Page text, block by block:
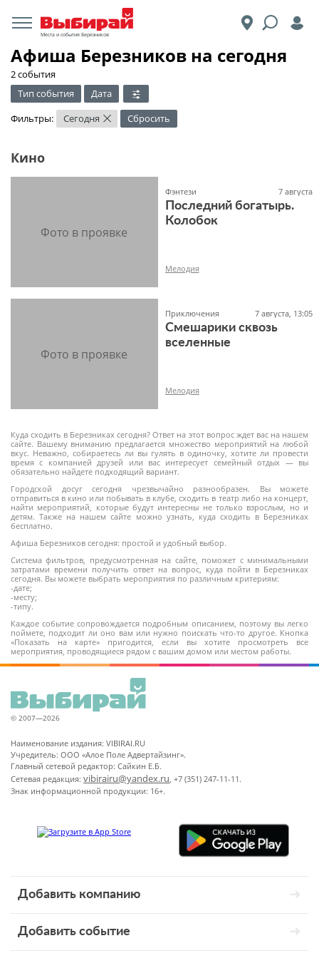
Места и события Березников
Афиша Березников на сегодня
2 события
Тип события
Дата
Фильтры:
Сегодня × Сбросить
Куда сходить в Березниках сегодня? Ответ на этот вопрос ждет вас на нашем
сайте. Вашему вниманию предлагается множество мероприятий на любой
вкус. Неважно, собираетесь ли вы гулять в одиночку, хотите ли провести
время с компанией друзей или вас интересует семейный отдых — вы
обязательно найдете подходящий вариант.
Городской досуг сегодня чрезвычайно разнообразен. Вы можете
отправиться в кино или побывать в клубе, сходить в театр либо на концерт,
найти мероприятий, которые будут интересны не только взрослым, но и
детям. Также на нашем сайте можно узнать, куда сходить в Березниках
бесплатно.
Афиша Березников сегодня: простой и удобный выбор.
Система фильтров, предусмотренная на сайте, поможет с минимальными
затратами времени получить ответ на вопрос, куда пойти в Березниках
сегодня. Вы можете выбрать мероприятия по различным критериям:
-дате;
-месту;
-типу.
Каждое событие сопровождается подробным описанием, поэтому вы легко
поймете, подходит ли оно вам или нужно поискать что-то другое. Кнопка
«Показать на карте» пригодится, если вы хотите просмотреть все
мероприятия, проводящиеся рядом с вашим домом или местом работы.
Кино
Фэнтези 7 августа
Последний богатырь.
Колобок
Мелодия
Приключения 7 августа, 13:05
Смешарики сквозь
вселенные
6+
Мелодия
© 2007—2026
Наименование издания: VIBIRAI.RU
Учредитель: ООО «Алое Поле Адвертайзинг».
Главный сетевой редактор: Сайкин Е.Б.
Сетевая редакция: vibirairu@yandex.ru, +7 (351) 247-11-11.
Знак информационной продукции: 16+.
Добавить компанию
Добавить событие